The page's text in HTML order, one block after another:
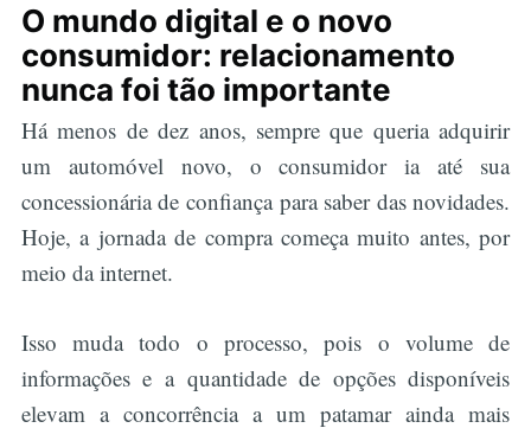
O mundo digital e o novo
consumidor: relacionamento
nunca foi tão importante
Há menos de dez anos, sempre que queria adquirir
um automóvel novo, o consumidor ia até sua
concessionária de confiança para saber das novidades.
Hoje, a jornada de compra começa muito antes, por
meio da internet.
Isso muda todo o processo, pois o volume de
informações e a quantidade de opções disponíveis
elevam a concorrência a um patamar ainda mais